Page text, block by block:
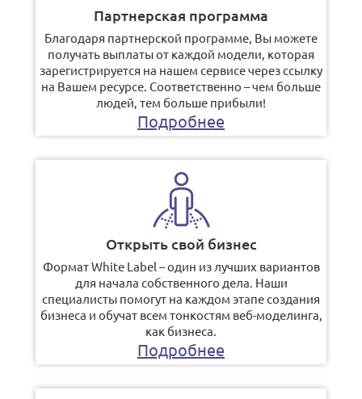
Партнерская программа
Благодаря партнерской программе, Вы можете
получать выплаты от каждой модели, которая
зарегистрируется на нашем сервисе через ссылку
на Вашем ресурсе. Соответственно – чем больше
людей, тем больше прибыли!
Подробнее
Открыть свой бизнес
Формат White Label – один из лучших вариантов
для начала собственного дела. Наши
специалисты помогут на каждом этапе создания
бизнеса и обучат всем тонкостям веб-моделинга,
как бизнеса.
Подробнее